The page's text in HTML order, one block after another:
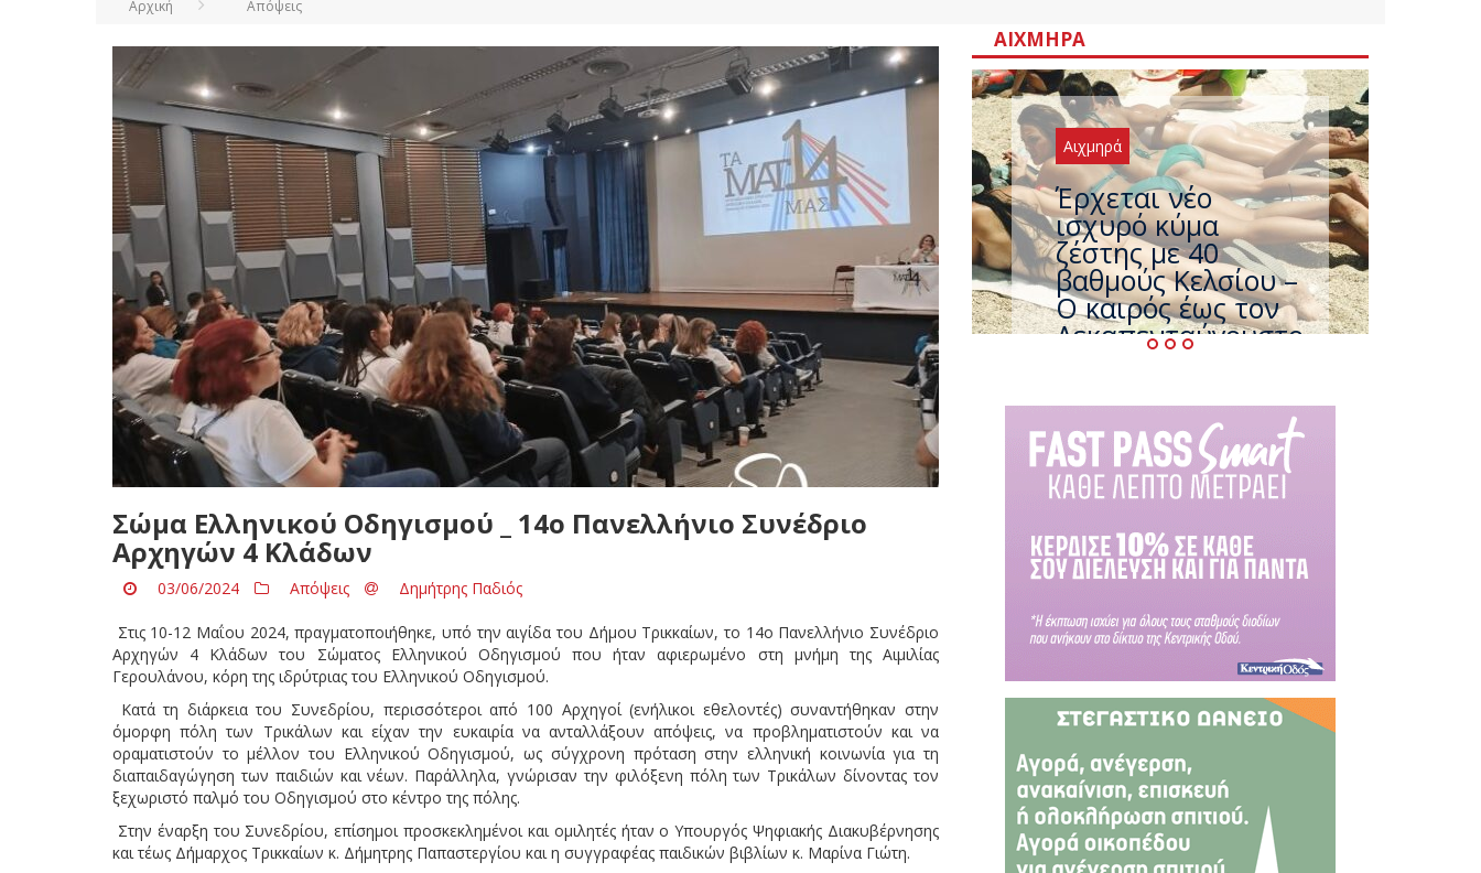
Αρχική Απόψεις
Σώμα Ελληνικού Οδηγισμού _ 14ο Πανελλήνιο Συνέδριο
Αρχηγών 4 Κλάδων
03/06/2024 Απόψεις Δημήτρης Παδιός
Στις 10-12 Μαΐου 2024, πραγματοποιήθηκε, υπό την αιγίδα του Δήμου Τρικκαίων, το 14ο Πανελλήνιο Συνέδριο
Αρχηγών 4 Κλάδων του Σώματος Ελληνικού Οδηγισμού που ήταν αφιερωμένο στη μνήμη της Αιμιλίας
Γερουλάνου, κόρη της ιδρύτριας του Ελληνικού Οδηγισμού.
Κατά τη διάρκεια του Συνεδρίου, περισσότεροι από 100 Αρχηγοί (ενήλικοι εθελοντές) συναντήθηκαν στην
όμορφη πόλη των Τρικάλων και είχαν την ευκαιρία να ανταλλάξουν απόψεις, να προβληματιστούν και να
οραματιστούν το μέλλον του Ελληνικού Οδηγισμού, ως σύγχρονη πρόταση στην ελληνική κοινωνία για τη
διαπαιδαγώγηση των παιδιών και νέων. Παράλληλα, γνώρισαν την φιλόξενη πόλη των Τρικάλων δίνοντας τον
ξεχωριστό παλμό του Οδηγισμού στο κέντρο της πόλης.
Στην έναρξη του Συνεδρίου, επίσημοι προσκεκλημένοι και ομιλητές ήταν ο Υπουργός Ψηφιακής Διακυβέρνησης
και τέως Δήμαρχος Τρικκαίων κ. Δήμητρης Παπαστεργίου και η συγγραφέας παιδικών βιβλίων κ. Μαρίνα Γιώτη.
ΑΙΧΜΗΡΆ
Αιχμηρά
Άφαντος ο
Τσίπρας… την ώρα
που η χώρα
καίγεται